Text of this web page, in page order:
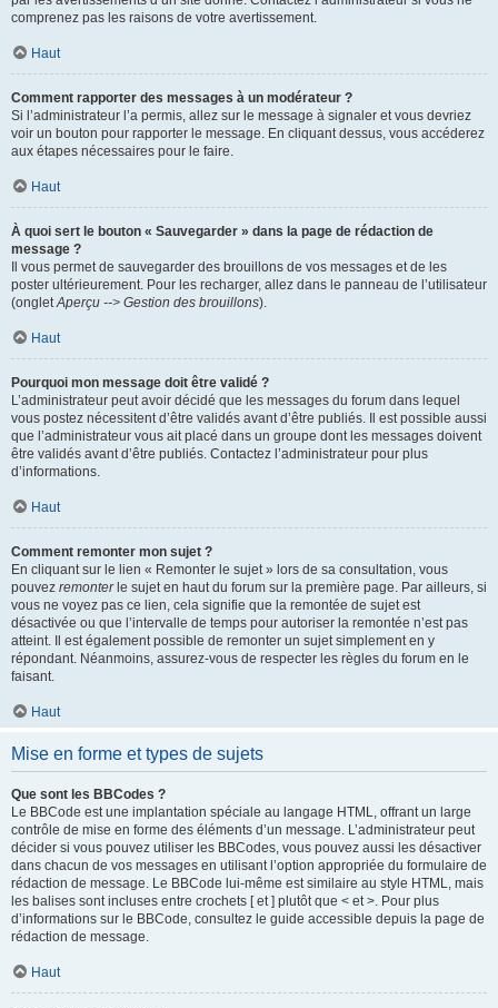
comprenez pas les raisons de votre avertissement.
Haut
Comment rapporter des messages à un modérateur ?
Si l’administrateur l’a permis, allez sur le message à signaler et vous devriez
voir un bouton pour rapporter le message. En cliquant dessus, vous accéderez
aux étapes nécessaires pour le faire.
Haut
À quoi sert le bouton « Sauvegarder » dans la page de rédaction de
message ?
Il vous permet de sauvegarder des brouillons de vos messages et de les
poster ultérieurement. Pour les recharger, allez dans le panneau de l’utilisateur
(ongletAperçu --> Gestion des brouillons).
Haut
Pourquoi mon message doit être validé ?
L’administrateur peut avoir décidé que les messages du forum dans lequel
vous postez nécessitent d’être validés avant d’être publiés. Il est possible aussi
que l’administrateur vous ait placé dans un groupe dont les messages doivent
être validés avant d’être publiés. Contactez l’administrateur pour plus
d’informations.
Haut
Comment remonter mon sujet ?
En cliquant sur le lien « Remonter le sujet » lors de sa consultation, vous
pouvez remonterle sujet en haut du forum sur la première page. Par ailleurs, si
vous ne voyez pas ce lien, cela signifie que la remontée de sujet est
désactivée ou que l’intervalle de temps pour autoriser la remontée n’est pas
atteint. Il est également possible de remonter un sujet simplement en y
répondant. Néanmoins, assurez-vous de respecter les règles du forum en le
faisant.
Haut
Mise en forme et types de sujets
Que sont les BBCodes ?
Le BBCode est une implantation spéciale au langage HTML, offrant un large
contrôle de mise en forme des éléments d’un message. L’administrateur peut
décider si vous pouvez utiliser les BBCodes, vous pouvez aussi les désactiver
dans chacun de vos messages en utilisant l’option appropriée du formulaire de
rédaction de message. Le BBCode lui-même est similaire au style HTML, mais
les balises sont incluses entre crochets [ et ] plutôt que < et >. Pour plus
d’informations sur le BBCode, consultez le guide accessible depuis la page de
rédaction de message.
Haut